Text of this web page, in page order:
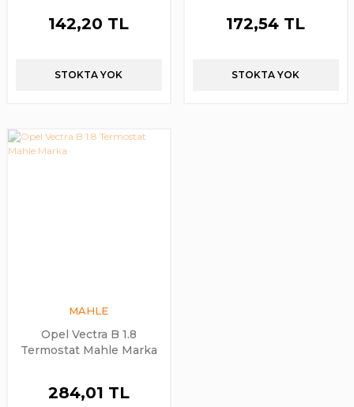
142,20 TL
STOKTA YOK
172,54 TL
STOKTA YOK
MAHLE
Opel Vectra B 1.8
Termostat Mahle Marka
284,01 TL